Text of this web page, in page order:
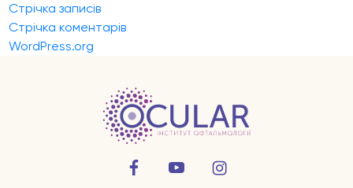
Стрічка записів
Стрічка коментарів
WordPress.org